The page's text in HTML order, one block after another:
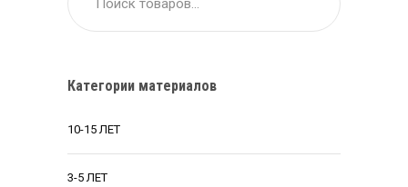
Категории материалов
10-15 ЛЕТ
3-5 ЛЕТ